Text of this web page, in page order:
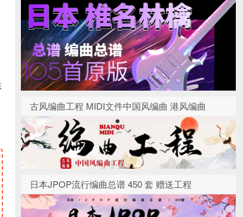
古风编曲工程 MIDI文件中国风编曲 港风编曲
日本JPOP流行编曲总谱 450 套 赠送工程